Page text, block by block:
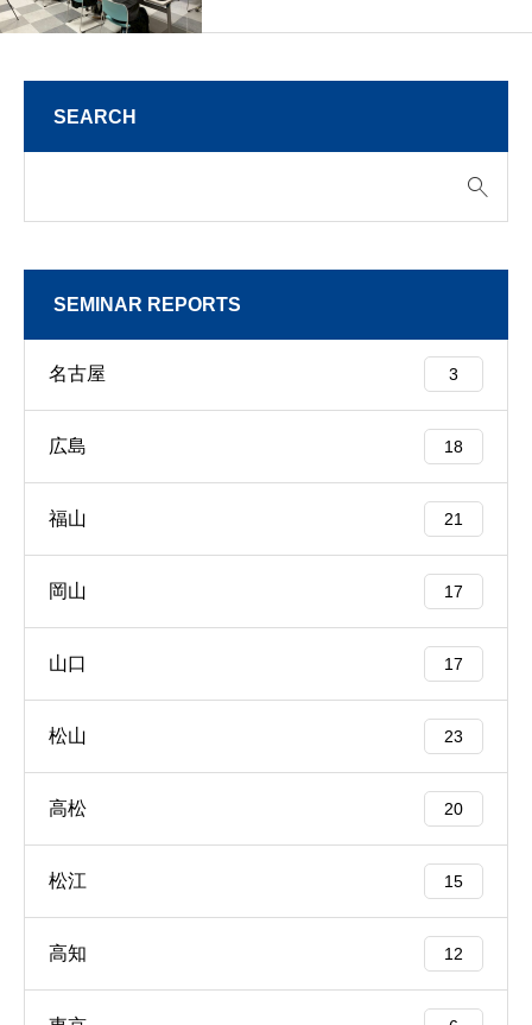
SEARCH
SEMINAR REPORTS
名古屋 3
広島 18
福山 21
岡山 17
山口 17
松山 23
高松 20
松江 15
高知 12